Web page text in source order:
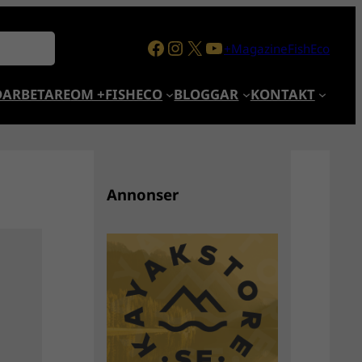
Facebook
Instagram
X YouTube
+MagazineFishEco
OM +FISHECO BLOGGAR KONTAKT
Annonser